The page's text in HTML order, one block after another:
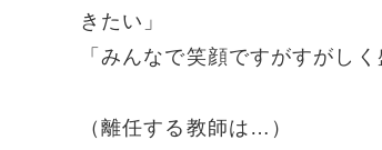
きたい」
「みんなで笑顔ですがすがし
（離任する教師は…）